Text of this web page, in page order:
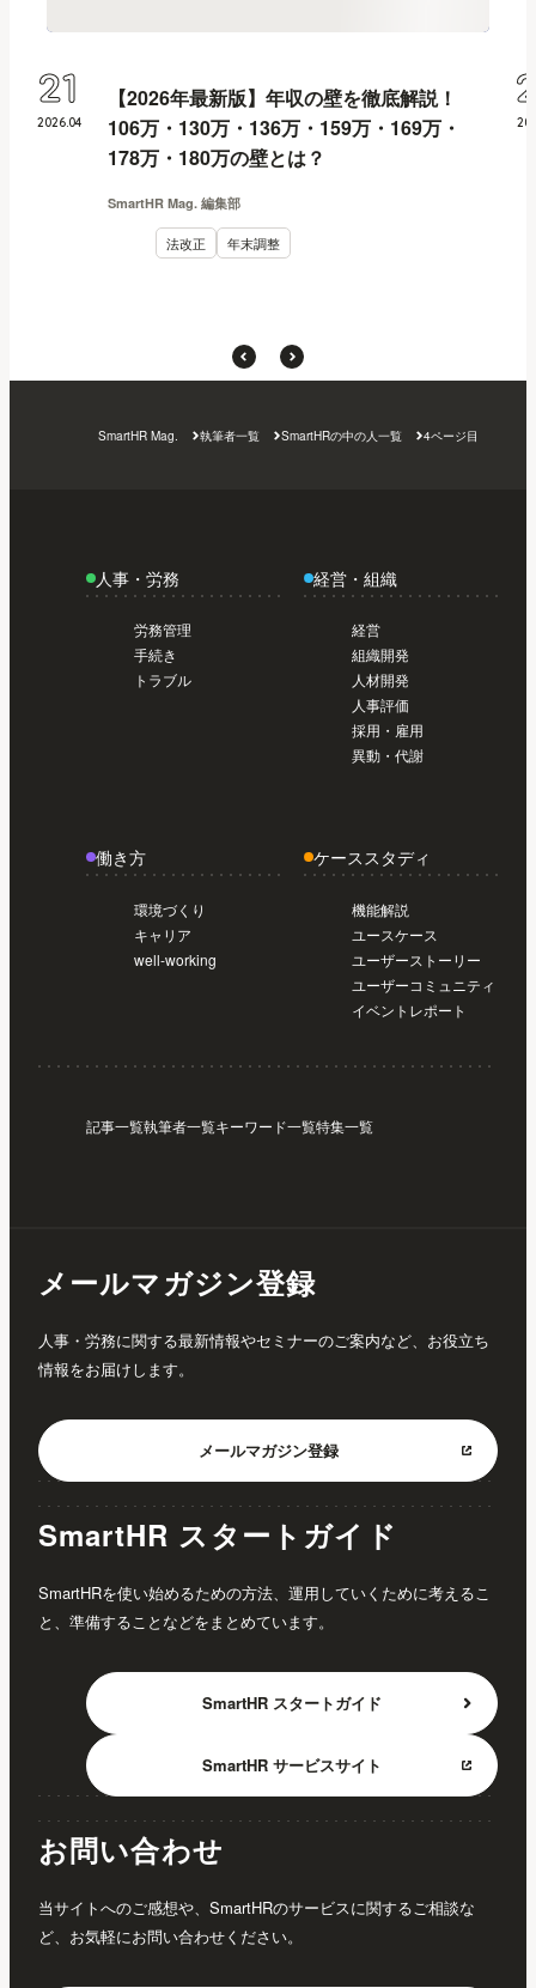
【2026年最新版】年収の壁を徹底解説！
106万・130万・136万・159万・169万・
178万・180万の壁とは？
SmartHR Mag. 編集部
法改正 年末調整
2026.04
21
SmartHR Mag. 執筆者一覧 SmartHRの中の人一覧 4ページ目
人事・労務
労務管理
手続き
トラブル
経営・組織
経営
組織開発
人材開発
人事評価
採用・雇用
異動・代謝
働き方
環境づくり
キャリア
well-working
ケーススタディ
機能解説
ユースケース
ユーザーストーリー
ユーザーコミュニティ
イベントレポート
記事一覧執筆者一覧キーワード一覧特集一覧
メールマガジン登録
人事・労務に関する最新情報やセミナーのご案内など、お役立ち
情報をお届けします。
メールマガジン登録
SmartHR スタートガイド
SmartHRを使い始めるための方法、運用していくために考えるこ
と、準備することなどをまとめています。
SmartHR スタートガイド
SmartHR サービスサイト
お問い合わせ
当サイトへのご感想や、SmartHRのサービスに関するご相談な
ど、お気軽にお問い合わせください。